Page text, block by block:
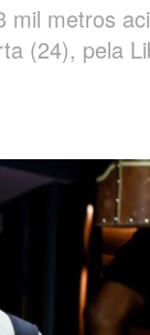
mil metros
(24), pela